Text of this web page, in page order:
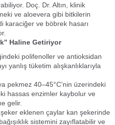
Doç. Dr. Altın, klinik
ve aloevera gibi bitkilerin
karaciğer ve böbrek hasarı
Haline Getiriyor
polifenoller ve antioksidan
yanlış tüketim alışkanlıklarıyla
pekmez 40–45°C’nin üzerindeki
hassas enzimler kaybolur ve
gelir.
şeker eklenen çaylar kan şekerinde
sistemini zayıflatabilir ve